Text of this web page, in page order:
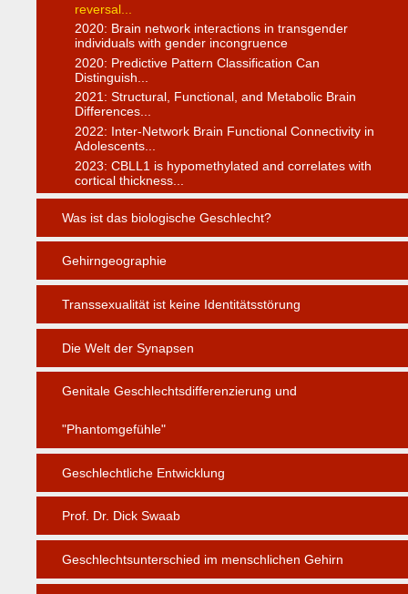
reversal...
2020: Brain network interactions in transgender
individuals with gender incongruence
2020: Predictive Pattern Classification Can
Distinguish...
2021: Structural, Functional, and Metabolic Brain
Differences...
2022: Inter-Network Brain Functional Connectivity in
Adolescents...
2023: CBLL1 is hypomethylated and correlates with
cortical thickness...
Was ist das biologische Geschlecht?
Gehirngeographie
Transsexualität ist keine Identitätsstörung
Die Welt der Synapsen
Genitale Geschlechtsdifferenzierung und
"Phantomgefühle"
Geschlechtliche Entwicklung
Prof. Dr. Dick Swaab
Geschlechtsunterschied im menschlichen Gehirn